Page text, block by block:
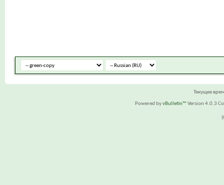
Текущее
Powered byvBulletin™ Version 4.0.3